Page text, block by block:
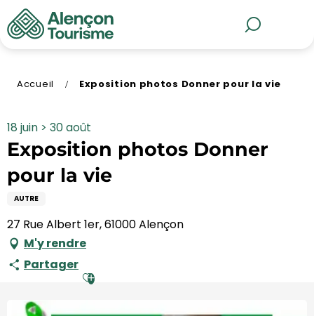
Aller
au
contenu
Accueil Exposition photos Donner pour la vie
18 juin > 30 août
Exposition photos Donner
pour la vie
AUTRE
27 Rue Albert 1er, 61000 Alençon
M'y rendre
Partager Ajouter aux favoris